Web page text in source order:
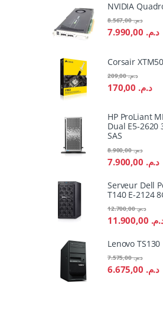
NVIDIA
د.م.
د.م.8.567,00
Corsair XTM50
د.م.
د.م.209,00
HP ProLiant
Dual E5-2620
SAS
د.م.
د.م.8.900,00
Serveur Dell
T140 E-2124
د.م.12.700,00
Lenovo TS130
د.م.
د.م.7.575,00